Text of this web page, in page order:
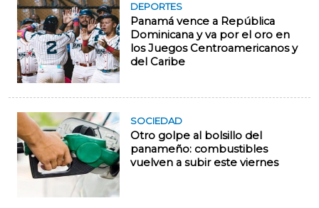
DEPORTES
Panamá vence a República
Dominicana y va por el oro en
los Juegos Centroamericanos y
del Caribe
SOCIEDAD
Otro golpe al bolsillo del
panameño: combustibles
vuelven a subir este viernes